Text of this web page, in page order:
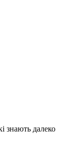
знають далеко